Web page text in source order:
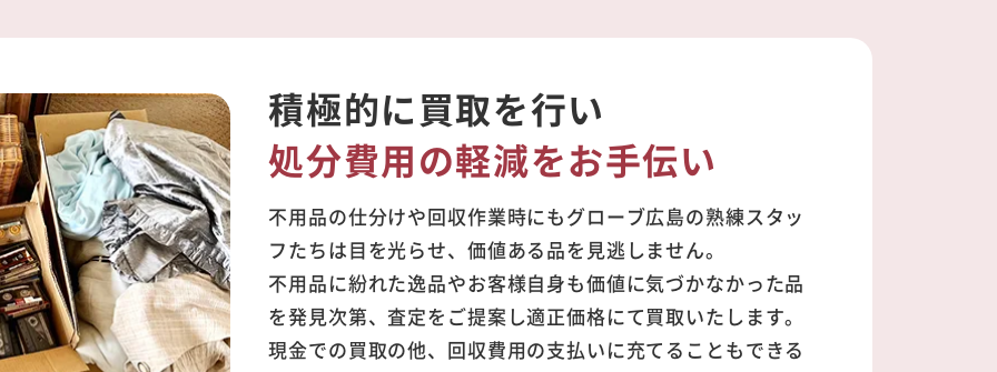
積極的に買取を行い
処分費用の軽減をお手伝い
不用品の仕分けや回収作業時にもグローブ広島の熟練スタッ
フたちは目を光らせ、価値ある品を見逃しません。
不用品に紛れた逸品やお客様自身も価値に気づかなかった品
を発見次第、査定をご提案し適正価格にて買取いたします。
現金での買取の他、回収費用の支払いに充てることもできる